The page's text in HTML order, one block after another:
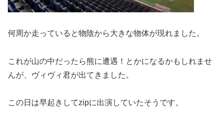
何周か走っていると物陰から大きな物体が現れました。
これが山の中だったら熊に遭遇！とかになるかもしれませ
んが、ヴィヴィ君が出てきました。
この日は早起きしてzipに出演していたそうです。